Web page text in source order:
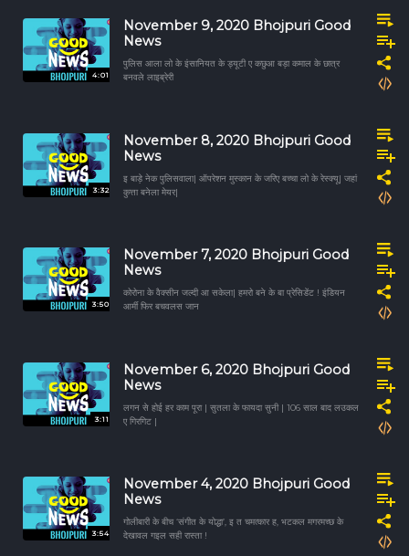
4:01
November 9, 2020 Bhojpuri Good
News
पुलिस आला लो के इंसानियत के ड्यूटी ए कछुआ बड़ा कमाल के छात्र
बनवले लाइब्रेरी
3:32
November 8, 2020 Bhojpuri Good
News
इ बाड़े नेक पुलिसवाला| ऑपरेशन मुस्कान के जरिए बच्चा लो के रेस्क्यू| जहां
कुत्ता बनेला मेयर|
3:50
November 7, 2020 Bhojpuri Good
News
कोरोना के वैक्सीन जल्दी आ सकेला| हमरो बने के बा प्रेसिडेंट ! इंडियन
आर्मी फिर बचवलस जान
3:11
November 6, 2020 Bhojpuri Good
News
लगन से होई हर काम पूरा | सुतला के फायदा सुनी | 106 साल बाद लउकल
ए गिरगिट |
3:54
November 4, 2020 Bhojpuri Good
News
गोलीबारी के बीच ‘संगीत के योद्धा’, इ त चमत्कार ह, भटकल मगरमच्छ के
देखावल गइल सही रास्ता !